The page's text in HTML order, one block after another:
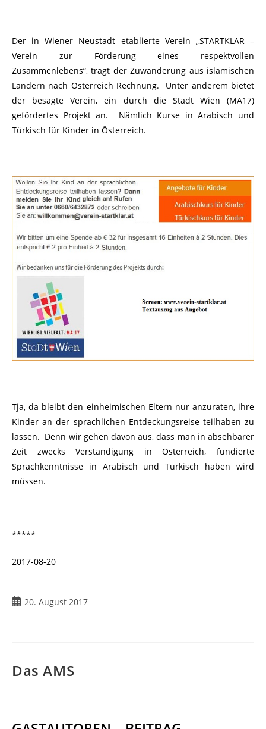
Der in Wiener Neustadt etablierte Verein „STARTKLAR –
Verein zur Förderung eines respektvollen
Zusammenlebens“, trägt der Zuwanderung aus islamischen
Ländern nach Österreich Rechnung. Unter anderem bietet
der besagte Verein, ein durch die Stadt Wien (MA17)
gefördertes Projekt an. Nämlich Kurse in Arabisch und
Türkisch für Kinder in Österreich.
Tja, da bleibt den einheimischen Eltern nur anzuraten, ihre
Kinder an der sprachlichen Entdeckungsreise teilhaben zu
lassen. Denn wir gehen davon aus, dass man in absehbarer
Zeit zwecks Verständigung in Österreich, fundierte
Sprachkenntnisse in Arabisch und Türkisch haben wird
müssen.
*****
2017-08-20
20. August 2017
Das AMS